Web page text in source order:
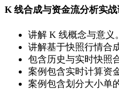
K 线合成与资金流分析实战
讲解 K 线概念与意义。
讲解基于快照行情合
包含历史与实时快照
案例包含实时计算资
案例包含划分大小单